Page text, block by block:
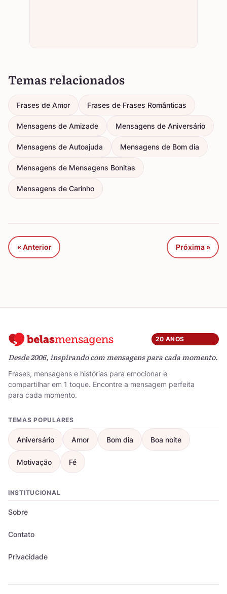
Temas relacionados
Frases de Amor Frases de Frases Românticas
Mensagens de Amizade Mensagens de Aniversário
Mensagens de Autoajuda Mensagens de Bom dia
Mensagens de Mensagens Bonitas
Mensagens de Carinho
« Anterior Próxima »
20 ANOS
Desde 2006, inspirando com mensagens para cada momento.
Frases, mensagens e histórias para emocionar e
compartilhar em 1 toque. Encontre a mensagem perfeita
para cada momento.
TEMAS POPULARES
Aniversário Amor Bom dia Boa noite
Motivação Fé
INSTITUCIONAL
Sobre
Contato
Privacidade